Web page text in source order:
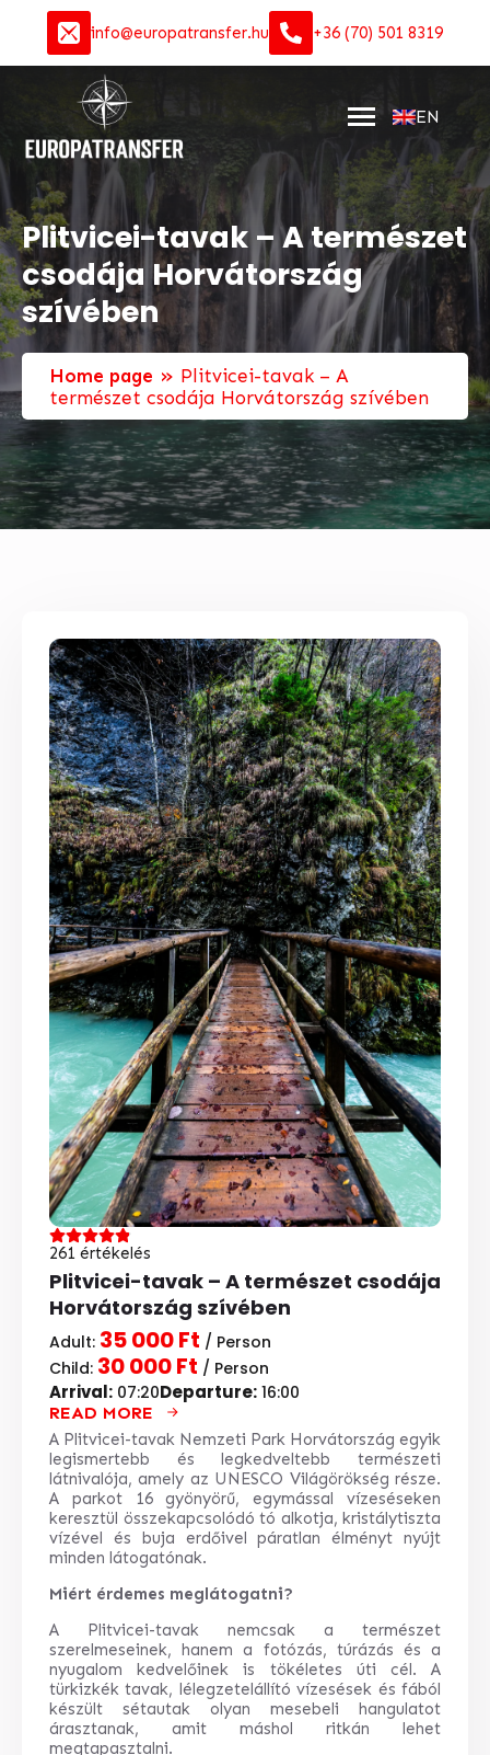
info@europatransfer.hu +36 (70) 501 8319
EN
Plitvicei-tavak – A természet
csodája Horvátország
szívében
Home page » Plitvicei-tavak – A
természet csodája Horvátország szívében
261 értékelés
Plitvicei-tavak – A természet csodája
Horvátország szívében
Adult: 35 000 Ft / Person
Child: 30 000 Ft / Person
Arrival: 07:20Departure: 16:00
READ MORE
A Plitvicei-tavak Nemzeti Park Horvátország egyik
legismertebb és legkedveltebb természeti
látnivalója, amely az UNESCO Világörökség része.
A parkot 16 gyönyörű, egymással vízeséseken
keresztül összekapcsolódó tó alkotja, kristálytiszta
vízével és buja erdőivel páratlan élményt nyújt
minden látogatónak.
Miért érdemes meglátogatni?
A Plitvicei-tavak nemcsak a természet
szerelmeseinek, hanem a fotózás, túrázás és a
nyugalom kedvelőinek is tökéletes úti cél. A
türkizkék tavak, lélegzetelállító vízesések és fából
készült sétautak olyan mesebeli hangulatot
árasztanak, amit máshol ritkán lehet
megtapasztalni.